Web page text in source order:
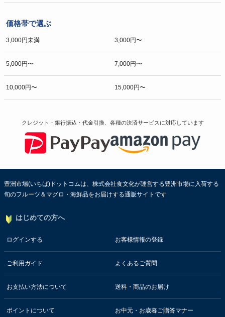
価格帯で選ぶ
3,000円未満 3,000円〜
5,000円〜 7,000円〜
10,000円〜 15,000円〜
クレジット・銀行振込・代金引換、各種の決済サービスに対応しています
豊洲市場(いちば)ドットコムは、株式会社食文化が運営する豊洲市場に入荷する
旬のフルーツ＆マグロ・海鮮品をお届けする通販サイトです
はじめての方へ
ログインする お客様情報の登録
ご利用ガイド よくあるご質問
お支払い方法について 送料・商品のお届け
ポイントについて お中元・お歳暮ご贈答マナー